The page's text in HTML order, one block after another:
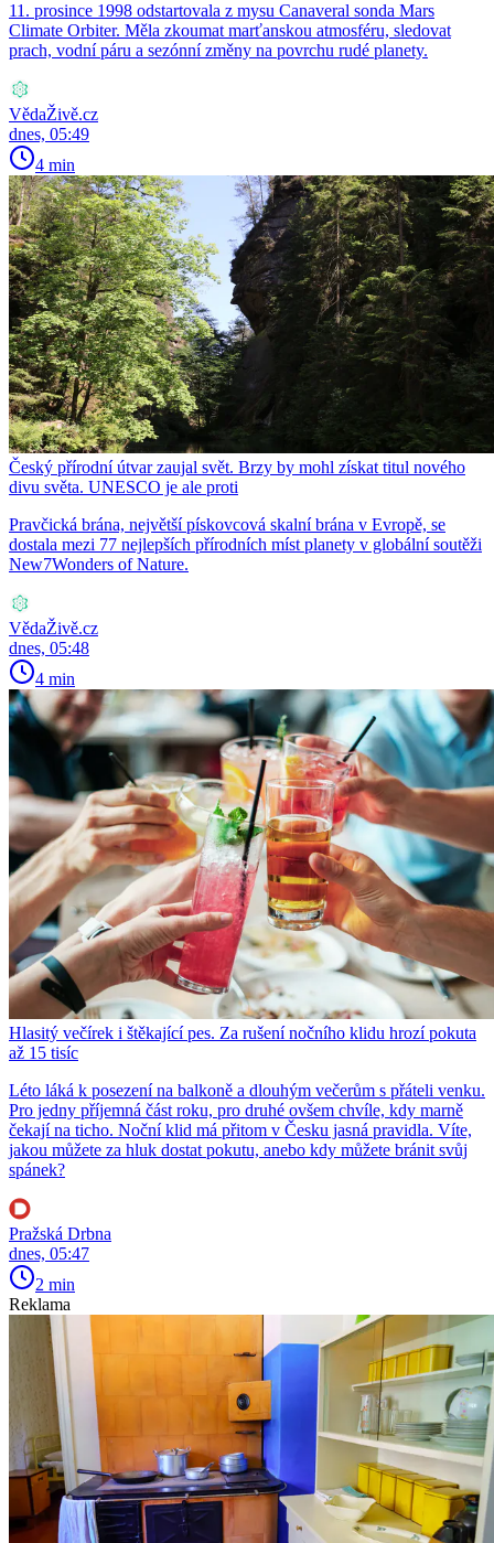
11. prosince 1998 odstartovala z mysu Canaveral sonda Mars
Climate Orbiter. Měla zkoumat marťanskou atmosféru, sledovat
prach, vodní páru a sezónní změny na povrchu rudé planety.
VědaŽivě.cz
dnes, 05:49
4 min
Český přírodní útvar zaujal svět. Brzy by mohl získat titul nového
divu světa. UNESCO je ale proti
Pravčická brána, největší pískovcová skalní brána v Evropě, se
dostala mezi 77 nejlepších přírodních míst planety v globální soutěži
New7Wonders of Nature.
VědaŽivě.cz
dnes, 05:48
4 min
Hlasitý večírek i štěkající pes. Za rušení nočního klidu hrozí pokuta
až 15 tisíc
Léto láká k posezení na balkoně a dlouhým večerům s přáteli venku.
Pro jedny příjemná část roku, pro druhé ovšem chvíle, kdy marně
čekají na ticho. Noční klid má přitom v Česku jasná pravidla. Víte,
jakou můžete za hluk dostat pokutu, anebo kdy můžete bránit svůj
spánek?
Pražská Drbna
dnes, 05:47
2 min
Reklama